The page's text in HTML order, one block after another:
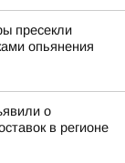
пресекли
опьянения
о
в регионе